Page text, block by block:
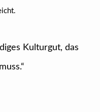
Kulturgut, das